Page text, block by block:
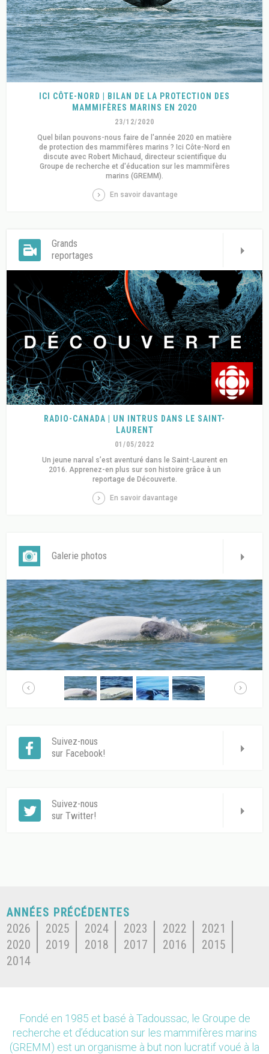
ICI CÔTE-NORD | BILAN DE LA PROTECTION DES
MAMMIFÈRES MARINS EN 2020
23/12/2020
Quel bilan pouvons-nous faire de l'année 2020 en matière
de protection des mammifères marins ? Ici Côte-Nord en
discute avec Robert Michaud, directeur scientifique du
Groupe de recherche et d'éducation sur les mammifères
marins (GREMM).
En savoir davantage
Grands
reportages
RADIO-CANADA | UN INTRUS DANS LE SAINT-
LAURENT
01/05/2022
Un jeune narval s’est aventuré dans le Saint-Laurent en
2016. Apprenez-en plus sur son histoire grâce à un
reportage de Découverte.
En savoir davantage
Galerie photos
Suivez-nous
sur Facebook!
Suivez-nous
sur Twitter!
ANNÉES PRÉCÉDENTES
2026
2025 2024 2023 2022
2021
2020
2019 2018 2017 2016
2015
2014
Fondé en 1985 et basé à Tadoussac, le Groupe de
recherche et d’éducation sur les mammifères marins
(GREMM) est un organisme à but non lucratif voué à la